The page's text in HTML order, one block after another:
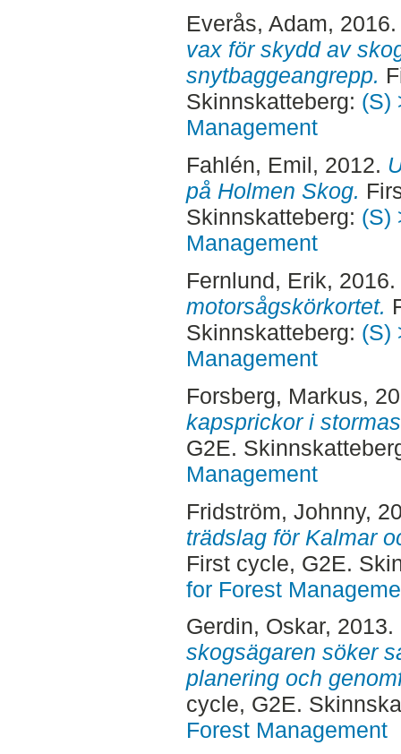
Everås, Adam,
vax för skydd av
snytbaggeangrepp.
Skinnskatteberg: (S)
Management
Fahlén, Emil, 2012.
på Holmen Skog.
Skinnskatteberg: (S)
Management
Fernlund, Erik, 2016.
motorsågskörkortet.
Skinnskatteberg: (S)
Management
Forsberg, Markus,
kapsprickor i
G2E.
Management
Fridström, Johnny,
trädslag för Kalmar
First cycle, G2E.
for Forest
Gerdin, Oskar, 2013.
skogsägaren söker
planering och
cycle, G2E.
Forest Management